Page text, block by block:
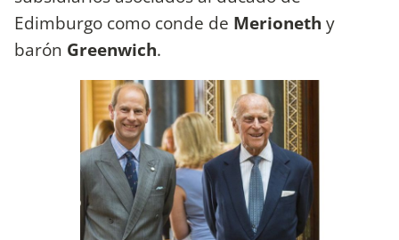
Edimburgo como conde de Merioneth y
barón Greenwich.